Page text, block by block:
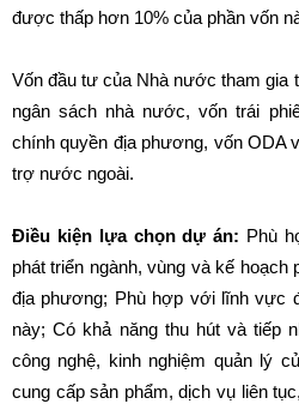
được thấp hơn 10% của phần vốn
Vốn đầu tư của Nhà nước tham gia
ngân sách nhà nước, vốn trái
chính quyền địa phương, vốn ODA
trợ nước ngoài.
Điều kiện lựa chọn dự án: Phù
phát triển ngành, vùng và kế hoạch
địa phương; Phù hợp với lĩnh vực
này; Có khả năng thu hút và tiếp
công nghệ, kinh nghiệm quản lý
cung cấp sản phẩm, dịch vụ liên